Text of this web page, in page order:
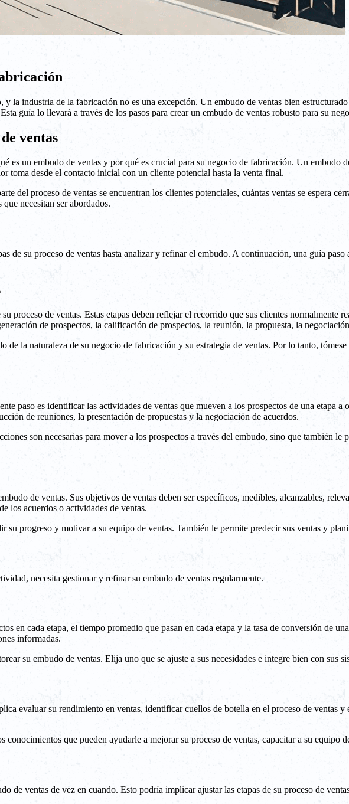
la industria de la fabricación no es una excepción. Un embudo de ventas bien
guía lo llevará a través de los pasos para crear un embudo de ventas robusto para su
ventas
es un embudo de ventas y por qué es crucial para su negocio de fabricación. Un embudo
toma desde el contacto inicial con un cliente potencial hasta la venta final.
del proceso de ventas se encuentran los clientes potenciales, cuántas ventas se espera
necesitan ser abordados.
de su proceso de ventas hasta analizar y refinar el embudo. A continuación, una guía
proceso de ventas. Estas etapas deben reflejar el recorrido que sus clientes normalmente
de prospectos, la calificación de prospectos, la reunión, la propuesta, la
de la naturaleza de su negocio de fabricación y su estrategia de ventas. Por lo tanto,
paso es identificar las actividades de ventas que mueven a los prospectos de una etapa
de reuniones, la presentación de propuestas y la negociación de acuerdos.
son necesarias para mover a los prospectos a través del embudo, sino que también le
de ventas. Sus objetivos de ventas deben ser específicos, medibles, alcanzables,
los acuerdos o actividades de ventas.
su progreso y motivar a su equipo de ventas. También le permite predecir sus ventas y
necesita gestionar y refinar su embudo de ventas regularmente.
en cada etapa, el tiempo promedio que pasan en cada etapa y la tasa de conversión de
informadas.
su embudo de ventas. Elija uno que se ajuste a sus necesidades e integre bien con sus
evaluar su rendimiento en ventas, identificar cuellos de botella en el proceso de ventas y
que pueden ayudarle a mejorar su proceso de ventas, capacitar a su equipo
de ventas de vez en cuando. Esto podría implicar ajustar las etapas de su proceso de